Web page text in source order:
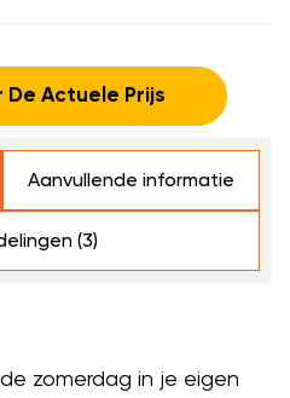
De Actuele Prijs
Aanvullende informatie
(3)
zomerdag in je eigen